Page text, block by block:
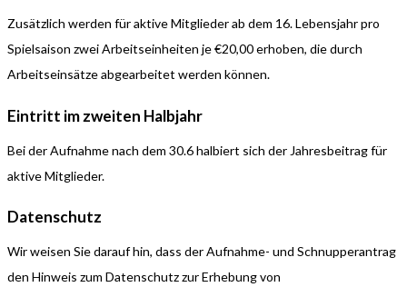
Zusätzlich werden für aktive Mitglieder ab dem 16. Lebensjahr pro
Spielsaison zwei Arbeitseinheiten je €20,00 erhoben, die durch
Arbeitseinsätze abgearbeitet werden können.
Eintritt im zweiten Halbjahr
Bei der Aufnahme nach dem 30.6 halbiert sich der Jahresbeitrag für
aktive Mitglieder.
Datenschutz
Wir weisen Sie darauf hin, dass der Aufnahme- und Schnupperantrag
den Hinweis zum Datenschutz zur Erhebung von